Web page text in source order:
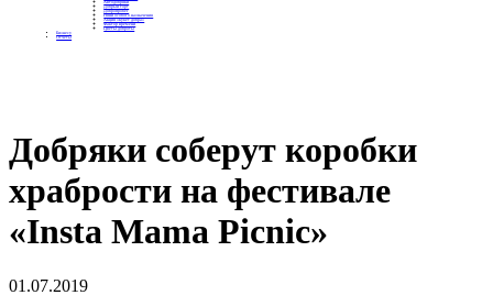
Автодобряки
Добрый торт
Добропробег
Няни особого назначения
Акция «Букет добра»
Фактор времени
Цветы доброты
Бизнесу
Отчеты
Добряки соберут коробки
храбрости на фестивале
«Insta Mama Picnic»
01.07.2019